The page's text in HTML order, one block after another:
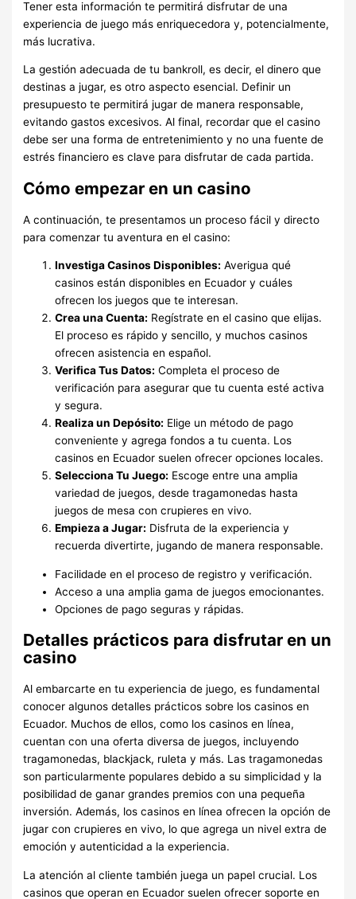
Tener esta información te permitirá disfrutar de una
experiencia de juego más enriquecedora y, potencialmente,
más lucrativa.
La gestión adecuada de tu bankroll, es decir, el dinero que
destinas a jugar, es otro aspecto esencial. Definir un
presupuesto te permitirá jugar de manera responsable,
evitando gastos excesivos. Al final, recordar que el casino
debe ser una forma de entretenimiento y no una fuente de
estrés financiero es clave para disfrutar de cada partida.
Cómo empezar en un casino
A continuación, te presentamos un proceso fácil y directo
para comenzar tu aventura en el casino:
Investiga Casinos Disponibles: Averigua qué
casinos están disponibles en Ecuador y cuáles
ofrecen los juegos que te interesan.
Crea una Cuenta: Regístrate en el casino que elijas.
El proceso es rápido y sencillo, y muchos casinos
ofrecen asistencia en español.
Verifica Tus Datos: Completa el proceso de
verificación para asegurar que tu cuenta esté activa
y segura.
Realiza un Depósito: Elige un método de pago
conveniente y agrega fondos a tu cuenta. Los
casinos en Ecuador suelen ofrecer opciones locales.
Selecciona Tu Juego: Escoge entre una amplia
variedad de juegos, desde tragamonedas hasta
juegos de mesa con crupieres en vivo.
Empieza a Jugar: Disfruta de la experiencia y
recuerda divertirte, jugando de manera responsable.
Facilidade en el proceso de registro y verificación.
Acceso a una amplia gama de juegos emocionantes.
Opciones de pago seguras y rápidas.
Detalles prácticos para disfrutar en un
casino
Al embarcarte en tu experiencia de juego, es fundamental
conocer algunos detalles prácticos sobre los casinos en
Ecuador. Muchos de ellos, como los casinos en línea,
cuentan con una oferta diversa de juegos, incluyendo
tragamonedas, blackjack, ruleta y más. Las tragamonedas
son particularmente populares debido a su simplicidad y la
posibilidad de ganar grandes premios con una pequeña
inversión. Además, los casinos en línea ofrecen la opción de
jugar con crupieres en vivo, lo que agrega un nivel extra de
emoción y autenticidad a la experiencia.
La atención al cliente también juega un papel crucial. Los
casinos que operan en Ecuador suelen ofrecer soporte en